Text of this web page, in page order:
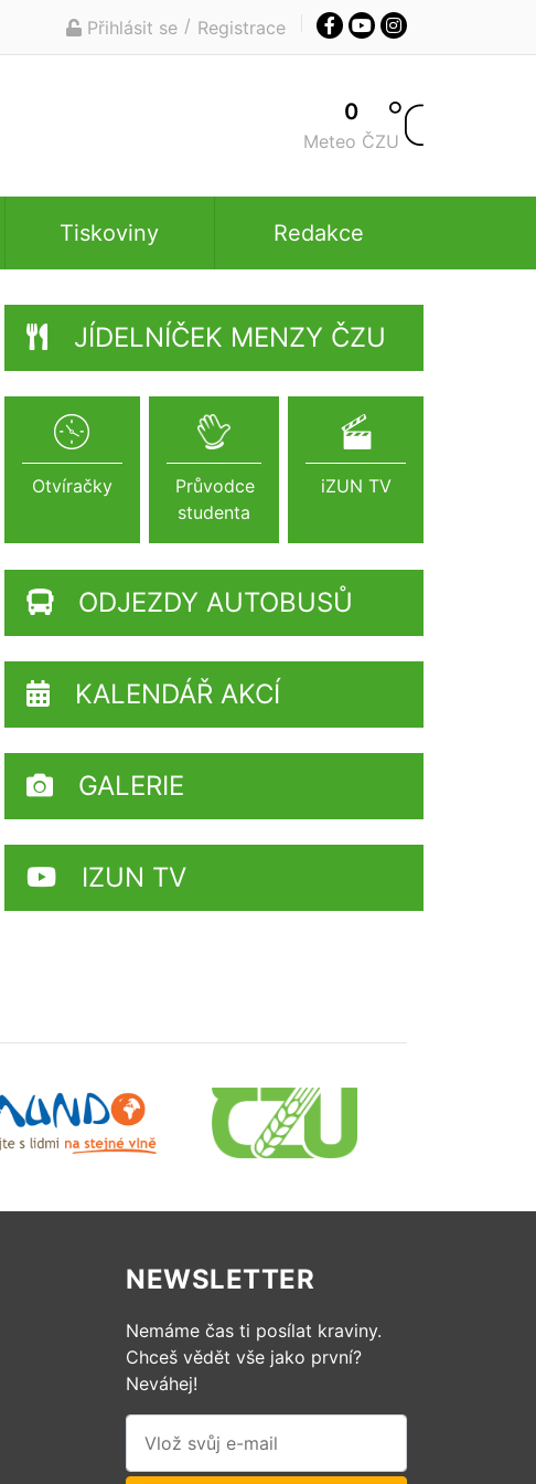
Přihlásit se / Registrace
0
Meteo ČZU
Tiskoviny Redakce
JÍDELNÍČEK MENZY ČZU
Otvíračky
Průvodce
studenta
iZUN TV
ODJEZDY AUTOBUSŮ
KALENDÁŘ AKCÍ
GALERIE
IZUN TV
NEWSLETTER
Nemáme čas ti posílat kraviny.
Chceš vědět vše jako první?
Neváhej!